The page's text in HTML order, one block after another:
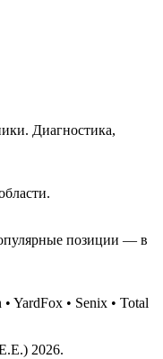
Диагностика,
позиции — в
YardFox • Senix • Total
2026.